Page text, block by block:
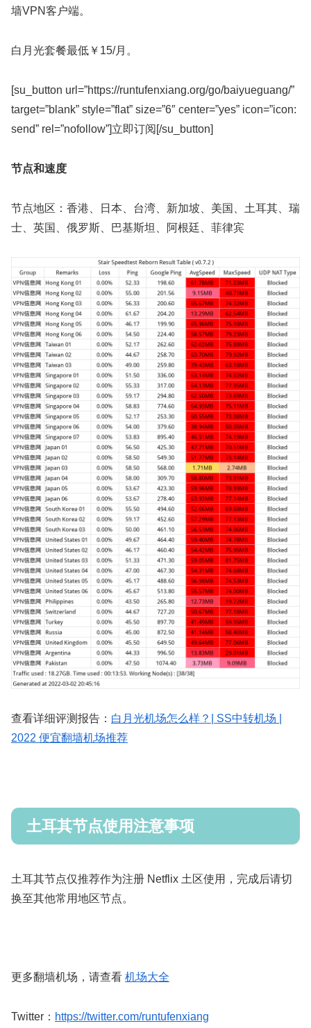
墙VPN客户端。
白月光套餐最低￥15/月。
[su_button url=”https://runtufenxiang.org/go/baiyueguang/”
target=”blank” style=”flat” size=”6″ center=”yes” icon=”icon:
send” rel=”nofollow”]立即订阅[/su_button]
节点和速度
节点地区：香港、日本、台湾、新加坡、美国、土耳其、瑞
士、英国、俄罗斯、巴基斯坦、阿根廷、菲律宾
查看详细评测报告： 白月光机场怎么样？| SS中转机场 |
2022 便宜翻墙机场推荐
土耳其节点使用注意事项
土耳其节点仅推荐作为注册 Netflix 土区使用，完成后请切
换至其他常用地区节点。
更多翻墙机场，请查看 机场大全
Twitter： https://twitter.com/runtufenxiang